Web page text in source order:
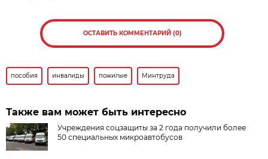
ОСТАВИТЬ КОММЕНТАРИЙ (0)
пособия инвалиды пожилые Минтруда
Также вам может быть интересно
Учреждения соцзащиты за 2 года получили более
50 специальных микроавтобусов